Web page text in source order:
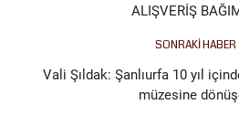
ALIŞVERİŞ
SONRAKI HABER
Vali Şıldak: Şanlıurfa 10 yıl
müzesine